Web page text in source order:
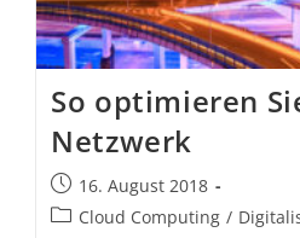
So optimieren
Netzwerk
16. August 2018
Cloud Computing /